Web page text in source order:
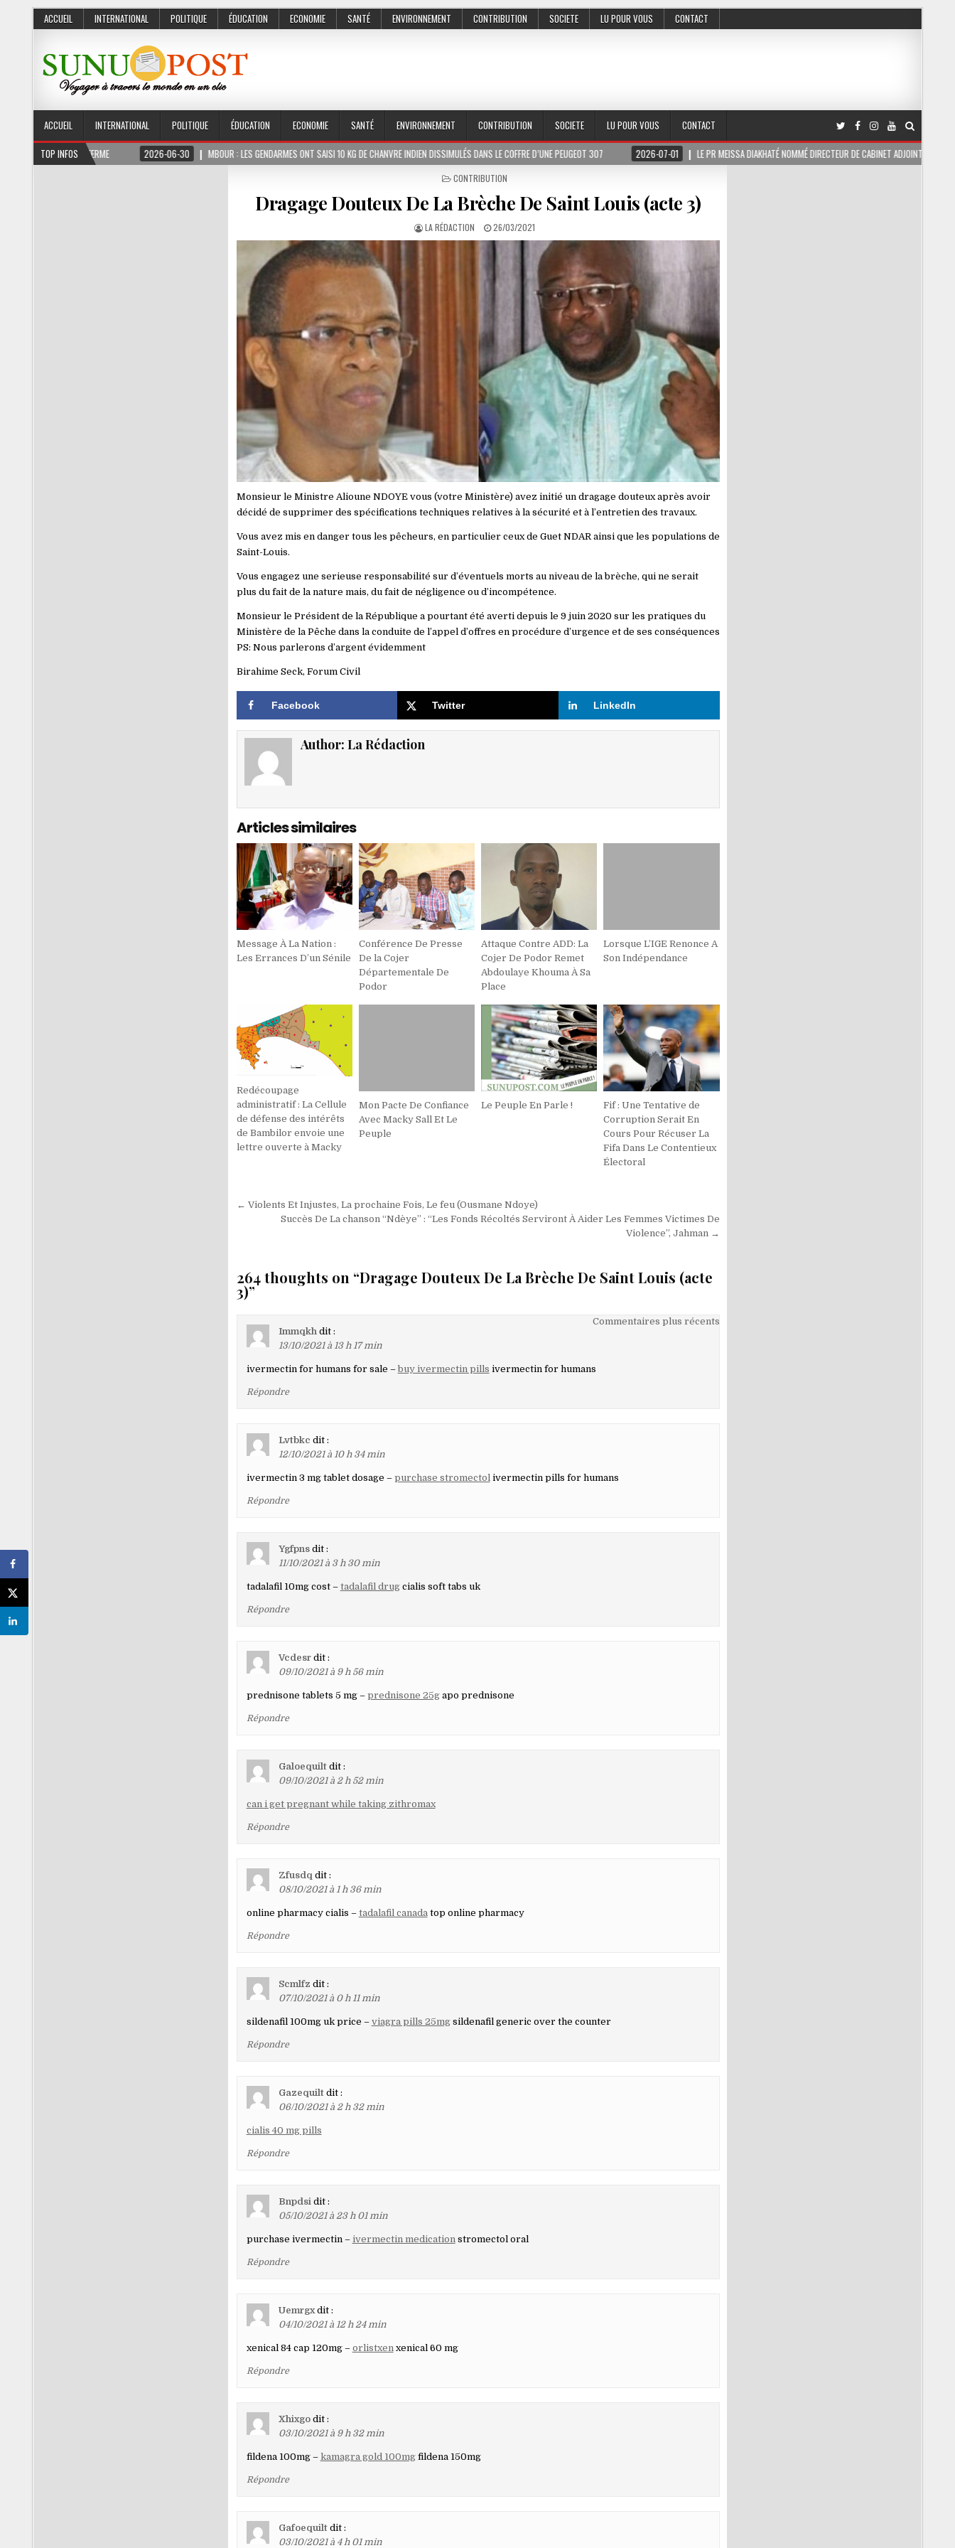
ACCUEIL INTERNATIONAL POLITIQUE ÉDUCATION ECONOMIE SANTÉ ENVIRONNEMENT CONTRIBUTION SOCIETE LU POUR VOUS CONTACT
ACCUEIL INTERNATIONAL POLITIQUE ÉDUCATION ECONOMIE SANTÉ ENVIRONNEMENT CONTRIBUTION SOCIETE LU POUR VOUS
CONTACT
TOP INFOS
FERME 2026-06-30 MBOUR : LES GENDARMES ONT SAISI 10 KG DE CHANVRE INDIEN DISSIMULÉS DANS LE COFFRE D’UNE PEUGEOT 307 2026-07-01 LE PR MEISSA DIAKHATÉ NOMMÉ DIRECTEUR DE CABINET ADJOINT DU PRÉSIDENT DE LA
POSTED
CONTRIBUTION
Dragage Douteux De La Brèche De Saint Louis (acte 3)
LA RÉDACTION 26/03/2021
Monsieur le Ministre Alioune NDOYE vous (votre Ministère) avez initié un dragage douteux après avoir
décidé de supprimer des spécifications techniques relatives à la sécurité et à l’entretien des travaux.
Vous avez mis en danger tous les pêcheurs, en particulier ceux de Guet NDAR ainsi que les populations de
Saint-Louis.
Vous engagez une serieuse responsabilité sur d’éventuels morts au niveau de la brèche, qui ne serait
plus du fait de la nature mais, du fait de négligence ou d’incompétence.
Monsieur le Président de la République a pourtant été averti depuis le 9 juin 2020 sur les pratiques du
Ministère de la Pêche dans la conduite de l’appel d’offres en procédure d’urgence et de ses conséquences
PS: Nous parlerons d’argent évidemment
Birahime Seck, Forum Civil
Facebook Twitter LinkedIn
Author: La Rédaction
Articles similaires
Message À La Nation :
Les Errances D’un Sénile
Conférence De Presse
De la Cojer
Départementale De
Podor
Attaque Contre ADD: La
Cojer De Podor Remet
Abdoulaye Khouma À Sa
Place
Lorsque L’IGE Renonce A
Son Indépendance
Redécoupage
administratif : La Cellule
de défense des intérêts
de Bambilor envoie une
lettre ouverte à Macky
Mon Pacte De Confiance
Avec Macky Sall Et Le
Peuple
Le Peuple En Parle !
Fif : Une Tentative de
Corruption Serait En
Cours Pour Récuser La
Fifa Dans Le Contentieux
Électoral
Navigation
← Violents Et Injustes, La prochaine Fois, Le feu (Ousmane Ndoye)
Succès De La chanson “Ndèye” : “Les Fonds Récoltés Serviront À Aider Les Femmes Victimes De
Violence”, Jahman →
264 thoughts on “Dragage Douteux De La Brèche De Saint Louis (acte
3)”
Navigation
dans
les
commentaires
Commentaires plus récents
Immqkh dit :
13/10/2021 à 13 h 17 min
ivermectin for humans for sale – buy ivermectin pills ivermectin for humans
Répondre
Lvtbkc dit :
12/10/2021 à 10 h 34 min
ivermectin 3 mg tablet dosage – purchase stromectolivermectin pills for humans
Répondre
Ygfpns dit :
11/10/2021 à 3 h 30 min
tadalafil 10mg cost – tadalafil drugcialis soft tabs uk
Répondre
Vcdesr dit :
09/10/2021 à 9 h 56 min
prednisone tablets 5 mg – prednisone 25gapo prednisone
Répondre
Galoequilt dit :
09/10/2021 à 2 h 52 min
can i get pregnant while taking zithromax
Répondre
Zfusdq dit :
08/10/2021 à 1 h 36 min
online pharmacy cialis – tadalafil canadatop online pharmacy
Répondre
Scmlfz dit :
07/10/2021 à 0 h 11 min
sildenafil 100mg uk price – viagra pills 25mgsildenafil generic over the counter
Répondre
Gazequilt dit :
06/10/2021 à 2 h 32 min
cialis 40 mg pills
Répondre
Bnpdsi dit :
05/10/2021 à 23 h 01 min
purchase ivermectin – ivermectin medicationstromectol oral
Répondre
Uemrgx dit :
04/10/2021 à 12 h 24 min
xenical 84 cap 120mg – orlistxenxenical 60 mg
Répondre
Xhixgo dit :
03/10/2021 à 9 h 32 min
fildena 100mg – kamagra gold 100mgfildena 150mg
Répondre
Gafoequilt dit :
03/10/2021 à 4 h 01 min